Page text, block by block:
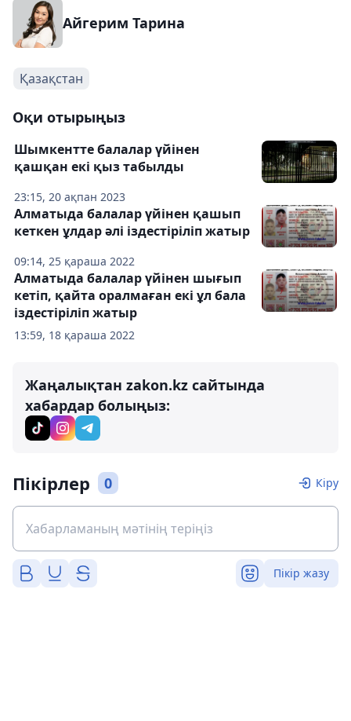
Айгерим Тарина
Қазақстан
Оқи отырыңыз
23:15, 20 ақпан 2023
Шымкентте балалар үйінен
қашқан екі қыз табылды
09:14, 25 қараша 2022
Алматыда балалар үйінен қашып
кеткен ұлдар әлі іздестіріліп жатыр
13:59, 18 қараша 2022
Алматыда балалар үйінен шығып
кетіп, қайта оралмаған екі ұл бала
іздестіріліп жатыр
Жаңалықтан zakon.kz сайтында
хабардар болыңыз:
Пікірлер 0 Кіру
Пікір жазу